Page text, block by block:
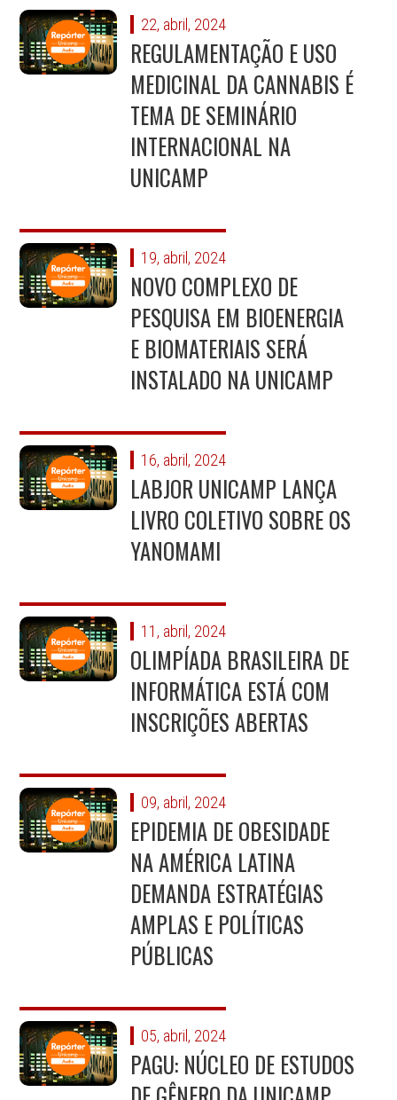
22, abril, 2024
REGULAMENTAÇÃO E USO
MEDICINAL DA CANNABIS É
TEMA DE SEMINÁRIO
INTERNACIONAL NA
UNICAMP
19, abril, 2024
NOVO COMPLEXO DE
PESQUISA EM BIOENERGIA
E BIOMATERIAIS SERÁ
INSTALADO NA UNICAMP
16, abril, 2024
LABJOR UNICAMP LANÇA
LIVRO COLETIVO SOBRE OS
YANOMAMI
11, abril, 2024
OLIMPÍADA BRASILEIRA DE
INFORMÁTICA ESTÁ COM
INSCRIÇÕES ABERTAS
09, abril, 2024
EPIDEMIA DE OBESIDADE
NA AMÉRICA LATINA
DEMANDA ESTRATÉGIAS
AMPLAS E POLÍTICAS
PÚBLICAS
05, abril, 2024
PAGU: NÚCLEO DE ESTUDOS